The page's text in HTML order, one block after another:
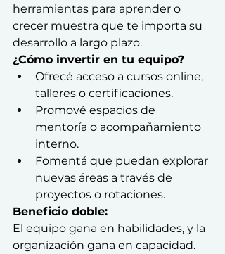
herramientas para aprender o
crecer muestra que te importa su
desarrollo a largo plazo.
¿Cómo invertir en tu equipo?
Ofrecé acceso a cursos online,
talleres o certificaciones.
Promové espacios de
mentoría o acompañamiento
interno.
Fomentá que puedan explorar
nuevas áreas a través de
proyectos o rotaciones.
Beneficio doble:
El equipo gana en habilidades, y la
organización gana en capacidad.